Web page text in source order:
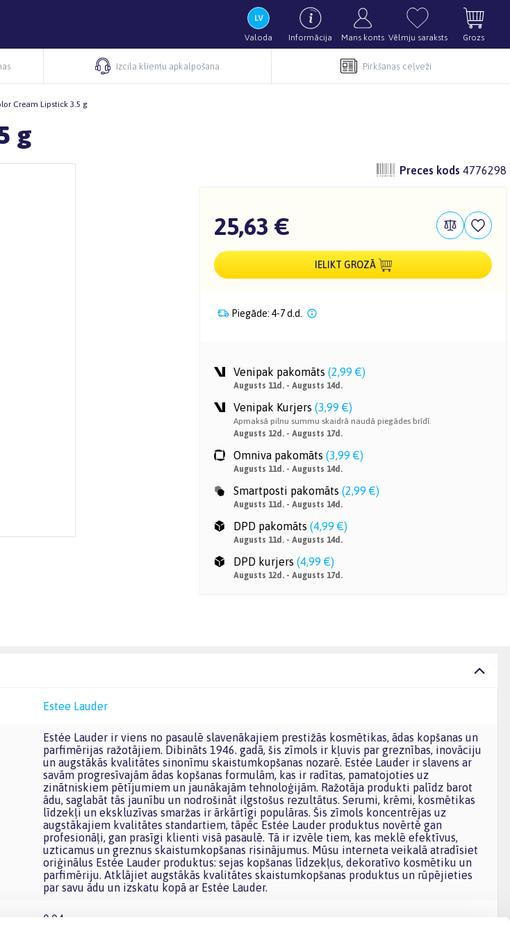
Valoda Informācija Mans konts Vēlmju saraksts Grozs
Izcila klientu apkalpošana Pirkšanas ceļveži
Cream Lipstick 3.5 g
g
Preces kods 4776298
25,63 €
IELIKT GROZĀ
Piegāde: 4-7 d.d.
Venipak pakomāts (2,99 €)
Augusts 11d. - Augusts 14d.
Venipak Kurjers (3,99 €)
Apmaksā pilnu summu skaidrā naudā piegādes brīdī.
Augusts 12d. - Augusts 17d.
Omniva pakomāts (3,99 €)
Augusts 11d. - Augusts 14d.
Smartposti pakomāts (2,99 €)
Augusts 11d. - Augusts 14d.
DPD pakomāts (4,99 €)
Augusts 11d. - Augusts 14d.
DPD kurjers (4,99 €)
Augusts 12d. - Augusts 17d.
Estee Lauder
Estée Lauder ir viens no pasaulē slavenākajiem prestižās kosmētikas, ādas kopšanas un
parfimērijas ražotājiem. Dibināts 1946. gadā, šis zīmols ir kļuvis par greznības, inovāciju
un augstākās kvalitātes sinonīmu skaistumkopšanas nozarē. Estée Lauder ir slavens ar
savām progresīvajām ādas kopšanas formulām, kas ir radītas, pamatojoties uz
zinātniskiem pētījumiem un jaunākajām tehnoloģijām. Ražotāja produkti palīdz barot
ādu, saglabāt tās jaunību un nodrošināt ilgstošus rezultātus. Serumi, krēmi, kosmētikas
līdzekļi un ekskluzīvas smaržas ir ārkārtīgi populāras. Šis zīmols koncentrējas uz
augstākajiem kvalitātes standartiem, tāpēc Estée Lauder produktus novērtē gan
profesionāļi, gan prasīgi klienti visā pasaulē. Tā ir izvēle tiem, kas meklē efektīvus,
uzticamus un greznus skaistumkopšanas risinājumus. Mūsu interneta veikalā atradīsiet
oriģinālus Estée Lauder produktus: sejas kopšanas līdzekļus, dekoratīvo kosmētiku un
parfimēriju. Atklājiet augstākās kvalitātes skaistumkopšanas produktus un rūpējieties
par savu ādu un izskatu kopā ar Estée Lauder.
0.04